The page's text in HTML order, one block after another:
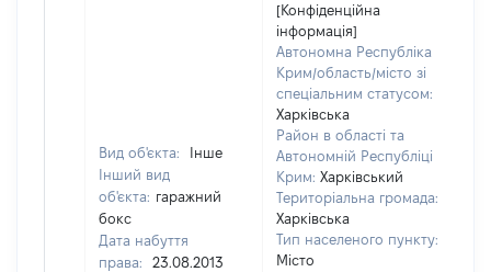
Вид об'єкта:
Інше
Інший вид
об'єкта: гаражний
бокс
Дата набуття
права:
23.08.2013
[Конфіденційна
інформація]
Автономна Республіка
Крим/область/місто зі
спеціальним статусом:
Харківська
Район в області та
Автономній Республіці
Крим: Харківський
Територіальна громада:
Харківська
Тип населеного пункту:
Місто